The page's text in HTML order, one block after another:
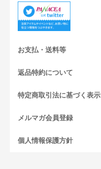
お支払・送料等
返品特約について
特定商取引法に基づく表示
メルマガ会員登録
個人情報保護方針